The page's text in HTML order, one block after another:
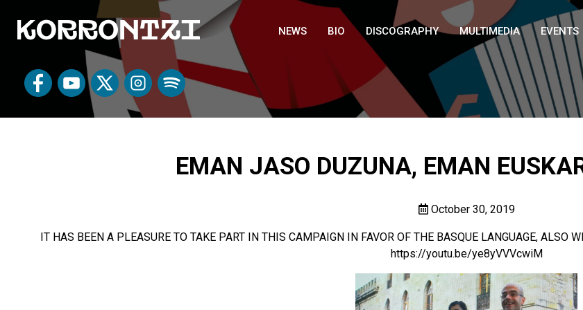
NEWS BIO DISCOGRAPHY MULTIMEDIA EVENTS
EMAN JASO DUZUNA, EMAN
October 30, 2019
IT HAS BEEN A PLEASURE TO TAKE PART IN THIS CAMPAIGN IN FAVOR OF THE BASQUE LANGUAGE, ALSO
https://youtu.be/ye8yVVVcwiM